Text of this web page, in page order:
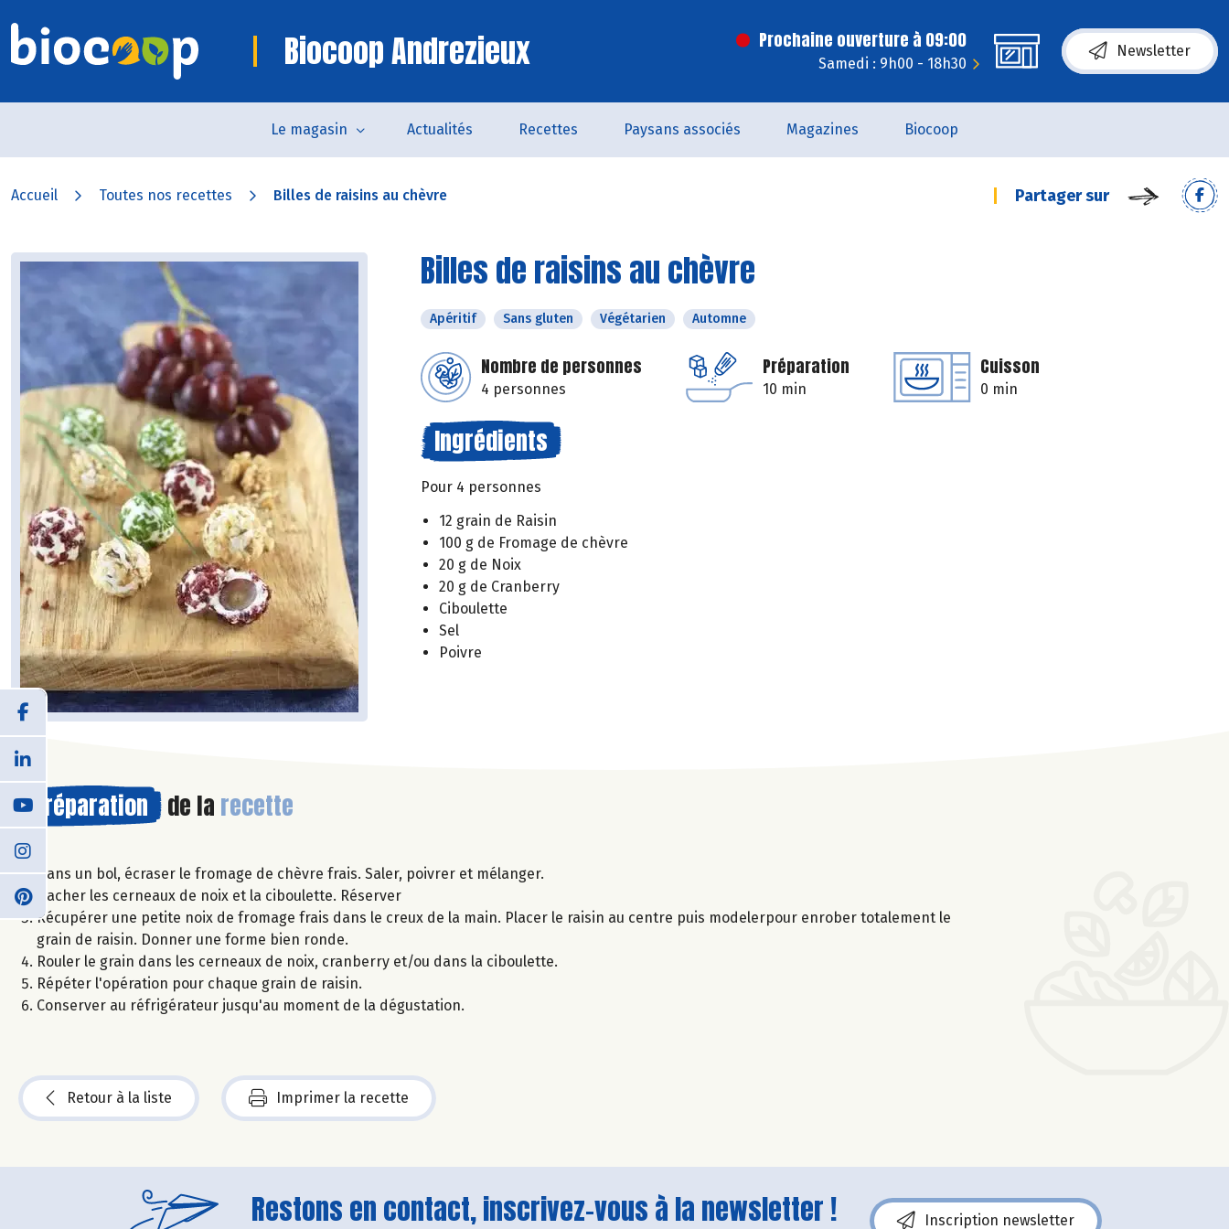
Biocoop Andrezieux Prochaine ouverture à 09:00
Samedi : 9h00 - 18h30
Newsletter
Le magasin Actualités Recettes Paysans associés Magazines Biocoop
Accueil Toutes nos recettes Billes de raisins au chèvre Partager sur
Billes de raisins au chèvre
Apéritif Sans gluten Végétarien Automne
Nombre de personnes
4 personnes
Préparation
10 min
Cuisson
0 min
Ingrédients
Pour 4 personnes
12 grain de Raisin
100 g de Fromage de chèvre
20 g de Noix
20 g de Cranberry
Ciboulette
Sel
Poivre
Préparation de la recette
Dans un bol, écraser le fromage de chèvre frais. Saler, poivrer et mélanger.
Hacher les cerneaux de noix et la ciboulette. Réserver
Récupérer une petite noix de fromage frais dans le creux de la main. Placer le raisin au centre puis modelerpour enrober totalement le
grain de raisin. Donner une forme bien ronde.
Rouler le grain dans les cerneaux de noix, cranberry et/ou dans la ciboulette.
Répéter l'opération pour chaque grain de raisin.
Conserver au réfrigérateur jusqu'au moment de la dégustation.
Retour à la liste Imprimer la recette
Restons en contact, inscrivez-vous à la newsletter ! Inscription newsletter